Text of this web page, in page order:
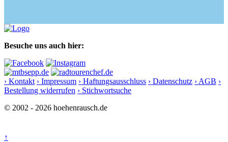
Besuche uns auch hier:
› Kontakt › Impressum › Haftungsausschluss › Datenschutz › AGB ›
Bestellung widerrufen › Stichwortsuche
© 2002 - 2026 hoehenrausch.de
↑